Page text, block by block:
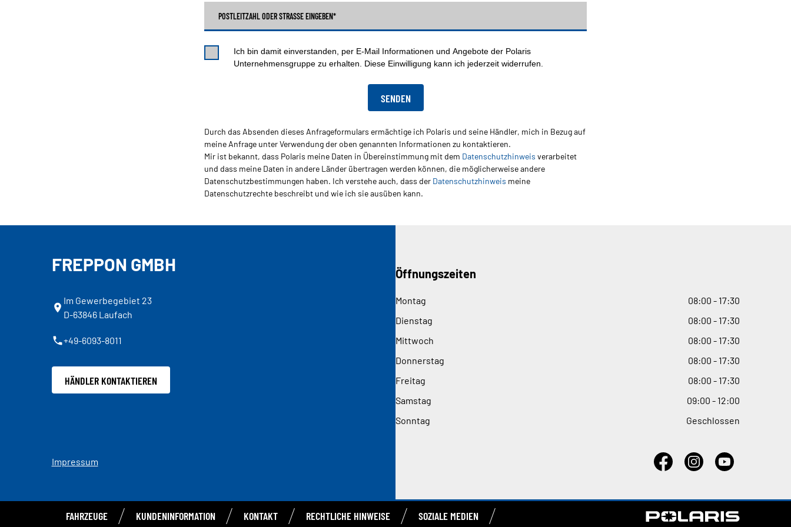
POSTLEITZAHL ODER STRASSE EINGEBEN*
Ich bin damit einverstanden, per E-Mail Informationen und Angebote der Polaris
Unternehmensgruppe zu erhalten. Diese Einwilligung kann ich jederzeit widerrufen.
Durch das Absenden dieses Anfrageformulars ermächtige ich Polaris und seine Händler, mich in Bezug auf
meine Anfrage unter Verwendung der oben genannten Informationen zu kontaktieren.
Mir ist bekannt, dass Polaris meine Daten in Übereinstimmung mit dem Datenschutzhinweis verarbeitet
und dass meine Daten in andere Länder übertragen werden können, die möglicherweise andere
Datenschutzbestimmungen haben. Ich verstehe auch, dass der Datenschutzhinweis meine
Datenschutzrechte beschreibt und wie ich sie ausüben kann.
FREPPON GMBH
Im Gewerbegebiet 23
D-63846 Laufach
+49-6093-8011
HÄNDLER KONTAKTIEREN
Öffnungszeiten
Montag 08:00 - 17:30
Dienstag
08:00 - 17:30
Mittwoch
08:00 - 17:30
Donnerstag
08:00 - 17:30
Freitag
08:00 - 17:30
Samstag
09:00 - 12:00
Sonntag
Geschlossen
Impressum
FAHRZEUGE KUNDENINFORMATION KONTAKT RECHTLICHE HINWEISE SOZIALE MEDIEN